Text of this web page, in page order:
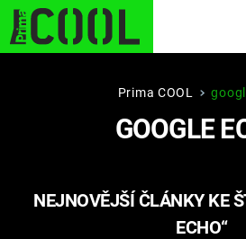
STARHOUSE BUFFY,
PLNEJ KOTEL
Prima COOL
GOOGLE
NEJNOVĚJŠÍ ČLÁNKY KE
ECHO“